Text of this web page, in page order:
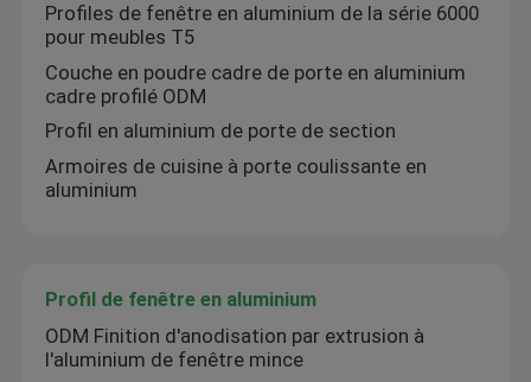
Profiles de fenêtre en aluminium de la série 6000
pour meubles T5
Couche en poudre cadre de porte en aluminium
cadre profilé ODM
Profil en aluminium de porte de section
Armoires de cuisine à porte coulissante en
aluminium
Profil de fenêtre en aluminium
ODM Finition d'anodisation par extrusion à
l'aluminium de fenêtre mince